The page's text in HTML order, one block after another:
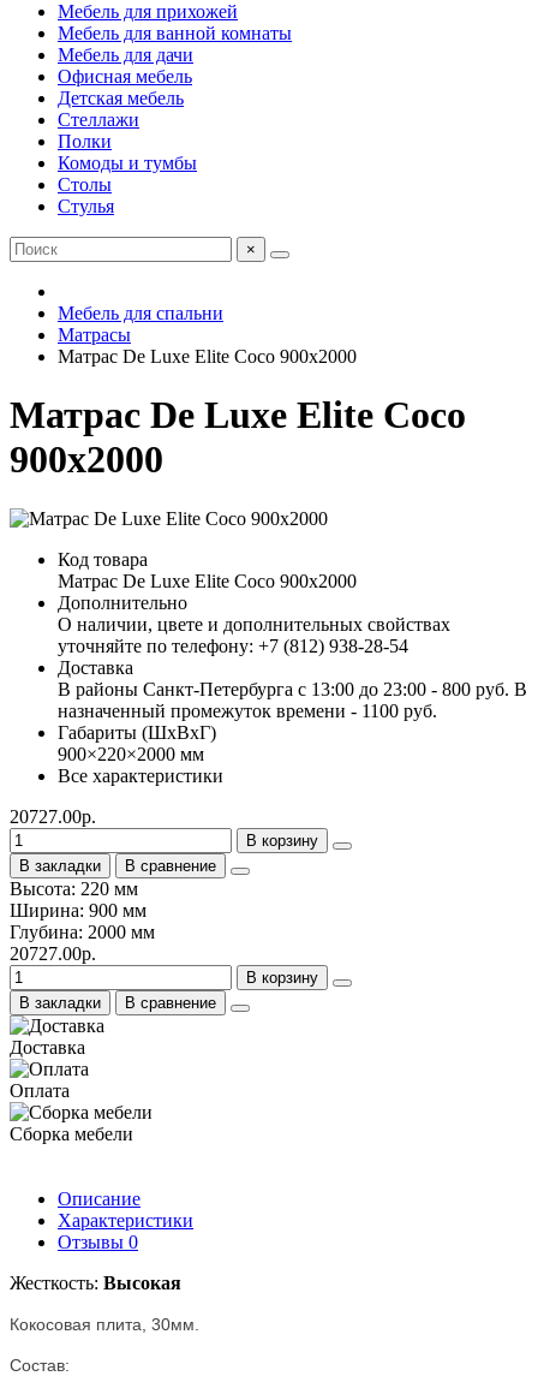
Мебель для прихожей
Мебель для ванной комнаты
Мебель для дачи
Офисная мебель
Детская мебель
Стеллажи
Полки
Комоды и тумбы
Столы
Стулья
×
Мебель для спальни
Матрасы
Матраc De Luxe Elite Coco 900х2000
Матраc De Luxe Elite Coco
900х2000
Код товара
Матраc De Luxe Elite Coco 900х2000
Дополнительно
О наличии, цвете и дополнительных свойствах
уточняйте по телефону: +7 (812) 938-28-54
Доставка
В районы Санкт-Петербурга с 13:00 до 23:00 - 800 руб. В
назначенный промежуток времени - 1100 руб.
Габариты (ШхВхГ)
900×220×2000 мм
Все характеристики
20727.00р.
В корзину
В закладки
В сравнение
Высота: 220 мм
Ширина: 900 мм
Глубина: 2000 мм
20727.00р.
В корзину
В закладки
В сравнение
Доставка
Оплата
Сборка мебели
Описание
Характеристики
Отзывы 0
Жесткость: Высокая
Кокосовая плита, 30мм.
Состав: